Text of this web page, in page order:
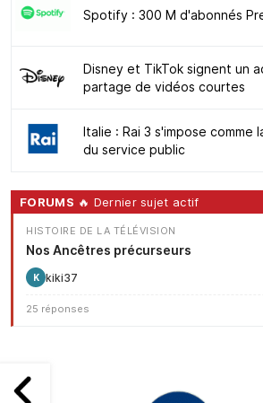
Spotify : 300 M d'abonnés
Disney et TikTok signent un
partage de vidéos courtes
Italie : Rai 3 s'impose comme
du service public
FORUMS 🔥 Dernier sujet actif
HISTOIRE DE LA TÉLÉVISION
Nos Ancêtres précurseurs
K kiki37
25 réponses